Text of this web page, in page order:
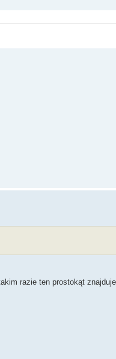
razie ten prostokąt